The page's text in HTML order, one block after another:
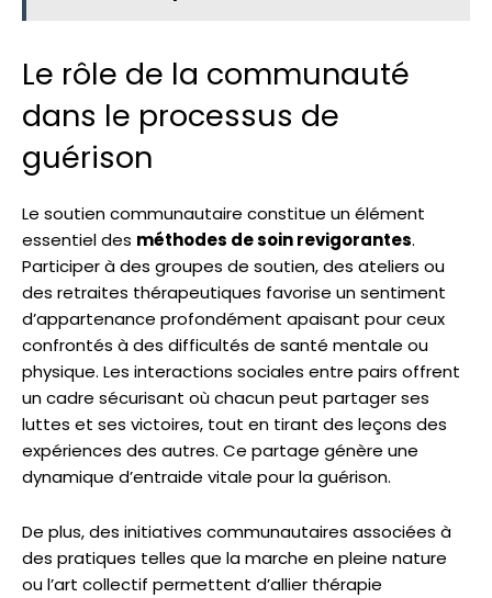
Le rôle de la communauté
dans le processus de
guérison
Le soutien communautaire constitue un élément
essentiel des méthodes de soin revigorantes.
Participer à des groupes de soutien, des ateliers ou
des retraites thérapeutiques favorise un sentiment
d’appartenance profondément apaisant pour ceux
confrontés à des difficultés de santé mentale ou
physique. Les interactions sociales entre pairs offrent
un cadre sécurisant où chacun peut partager ses
luttes et ses victoires, tout en tirant des leçons des
expériences des autres. Ce partage génère une
dynamique d’entraide vitale pour la guérison.
De plus, des initiatives communautaires associées à
des pratiques telles que la marche en pleine nature
ou l’art collectif permettent d’allier thérapie